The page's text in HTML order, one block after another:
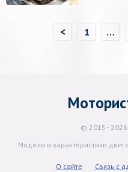
< 1 …
©
Модели и характеристики
О сайте Связь с